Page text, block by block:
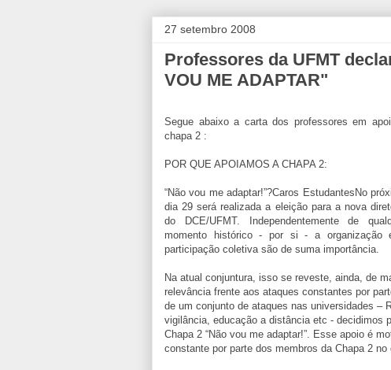
27 setembro 2008
Professores da UFMT
VOU ME ADAPTAR"
Segue abaixo a carta dos professores em
chapa 2 :
POR QUE APOIAMOS A CHAPA 2:
“Não vou me adaptar!”?Caros EstudantesNo
dia 29 será realizada a eleição para a nova
do DCE/UFMT. Independentemente de
momento histórico - por si - a organização
participação coletiva são de suma importância.
Na atual conjuntura, isso se reveste, ainda, de
relevância frente aos ataques constantes por
de um conjunto de ataques nas universidades –
vigilância, educação a distância etc - decidimos
Chapa 2 “Não vou me adaptar!”. Esse apoio é
constante por parte dos membros da Chapa 2